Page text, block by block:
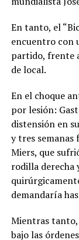
En tanto, el
encuentro con
partido, frente
de local.
En el choque
por lesión:
distensión en
y tres semanas
Miers, que
rodilla derecha
demandaría
Mientras tanto,
bajo las